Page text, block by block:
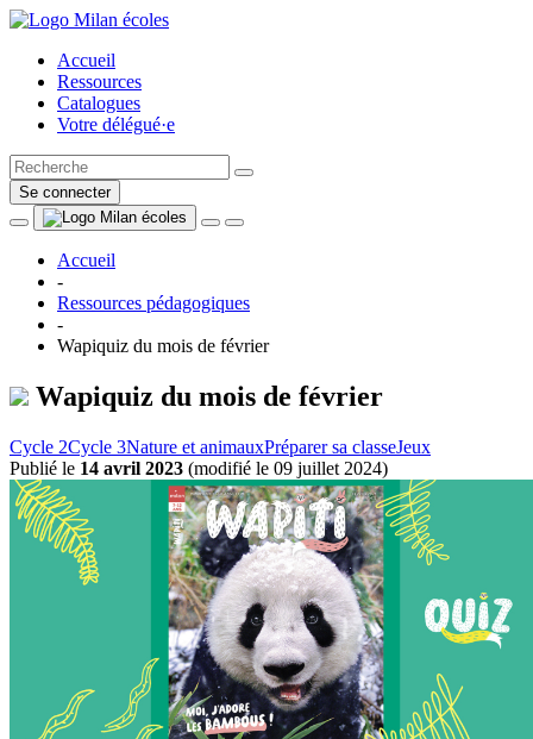
Accueil
Ressources
Catalogues
Votre délégué·e
Se connecter
Accueil
-
Ressources pédagogiques
-
Wapiquiz du mois de février
Wapiquiz du mois de février
Cycle 2Cycle 3Nature et animauxPréparer sa classeJeux
Publié le 14 avril 2023 (modifié le 09 juillet 2024)